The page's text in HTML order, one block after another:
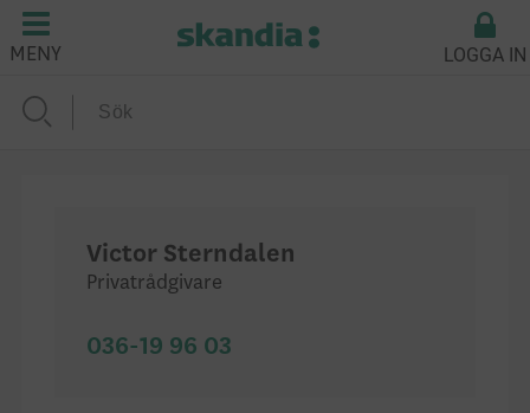
MENY LOGGA IN
Victor Sterndalen
Privatrådgivare
036-19 96 03